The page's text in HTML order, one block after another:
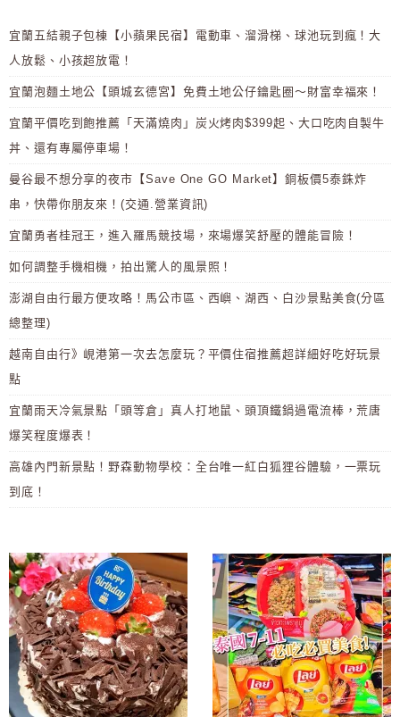
宜蘭五結親子包棟【小蘋果民宿】電動車、溜滑梯、球池玩到瘋！大
人放鬆、小孩超放電！
宜蘭泡麵土地公【頭城玄德宮】免費土地公仔鑰匙圈～財富幸福來！
宜蘭平價吃到飽推薦「天滿燒肉」炭火烤肉$399起、大口吃肉自製牛
丼、還有專屬停車場！
曼谷最不想分享的夜市【Save One GO Market】銅板價5泰銖炸
串，快帶你朋友來！(交通.營業資訊)
宜蘭勇者桂冠王，進入羅馬競技場，來場爆笑舒壓的體能冒險！
如何調整手機相機，拍出驚人的風景照！
澎湖自由行最方便攻略！馬公市區、西嶼、湖西、白沙景點美食(分區
總整理)
越南自由行》峴港第一次去怎麼玩？平價住宿推薦超詳細好吃好玩景
點
宜蘭雨天冷氣景點「頭等倉」真人打地鼠、頭頂鐵鍋過電流棒，荒唐
爆笑程度爆表！
高雄內門新景點！野森動物學校：全台唯一紅白狐狸谷體驗，一票玩
到底！